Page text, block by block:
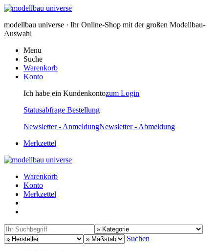
modellbau universe · Ihr Online-Shop mit der großen Modellbau-
Auswahl
Menu
Suche
Warenkorb
Konto
Ich habe ein Kundenkontozum Login
Statusabfrage Bestellung
Newsletter - AnmeldungNewsletter - Abmeldung
Merkzettel
Warenkorb
Konto
Merkzettel
Suchen